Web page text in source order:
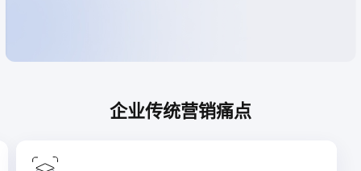
企业传统营销痛点